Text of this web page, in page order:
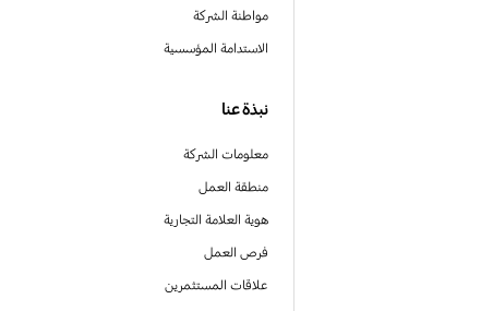
مواطنة الشركة
الاستدامة المؤسسية
نبذة عنا
معلومات الشركة
منطقة العمل
هوية العلامة التجارية
فرص العمل
علاقات المستثمرين